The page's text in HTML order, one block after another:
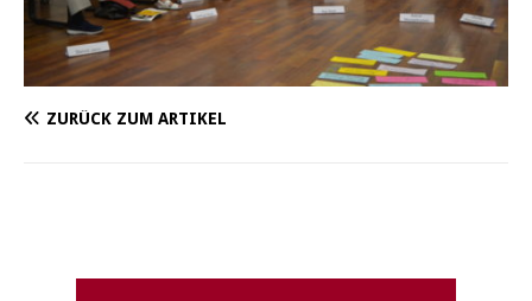
ZURÜCK ZUM ARTIKEL